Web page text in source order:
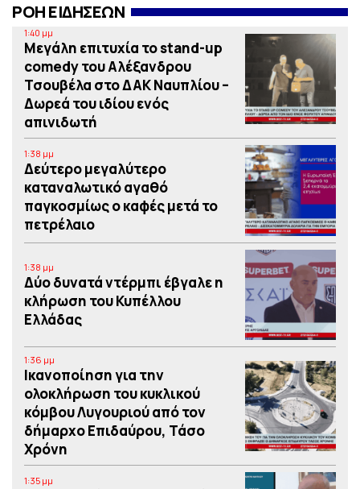
ΡΟΗ ΕΙΔΗΣΕΩΝ
1:40 μμ
Μεγάλη επιτυχία το stand-up
comedy του Αλέξανδρου
Τσουβέλα στο ΔΑΚ Ναυπλίου –
Δωρεά του ιδίου ενός
απινιδωτή
1:38 μμ
Δεύτερο μεγαλύτερο
καταναλωτικό αγαθό
παγκοσμίως ο καφές μετά το
πετρέλαιο
1:38 μμ
Δύο δυνατά ντέρμπι έβγαλε η
κλήρωση του Κυπέλλου
Ελλάδας
1:36 μμ
Iκανοποίηση για την
ολοκλήρωση του κυκλικού
κόμβου Λυγουριού από τον
δήμαρχο Επιδαύρου, Τάσο
Χρόνη
1:35 μμ